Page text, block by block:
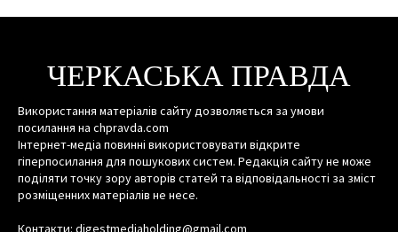
ЧЕРКАСЬКА ПРАВДА
Використання матеріалів сайту дозволяється за умови
посилання на chpravda.com
Інтернет-медіа повинні використовувати відкрите
гіперпосилання для пошукових систем. Редакція сайту не може
поділяти точку зору авторів статей та відповідальності за зміст
розміщенних матеріалів не несе.